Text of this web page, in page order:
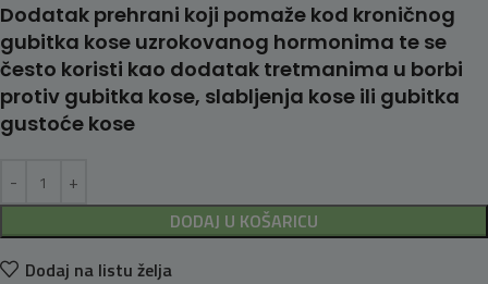
Dodatak prehrani koji pomaže kod kroničnog
gubitka kose uzrokovanog hormonima te se
često koristi kao dodatak tretmanima u borbi
protiv gubitka kose, slabljenja kose ili gubitka
gustoće kose
DODAJ U KOŠARICU
Dodaj na listu želja